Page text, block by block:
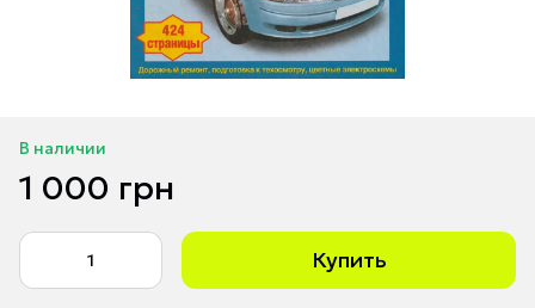
В наличии
1 000 грн
Купить